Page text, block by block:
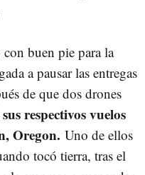
buen pie para la
a pausar las entregas
de que dos drones
respectivos vuelos
Oregon. Uno de ellos
tocó tierra, tras el